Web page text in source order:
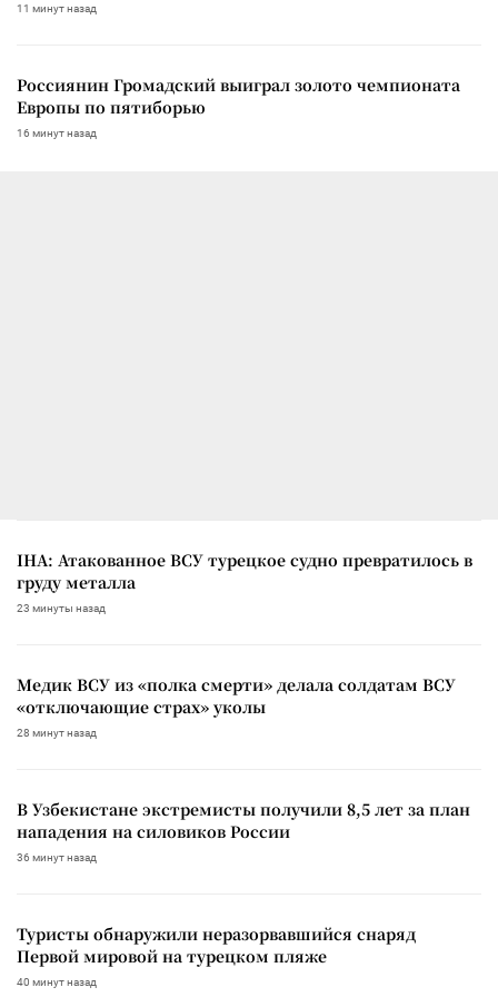
11 минут назад
Россиянин Громадский выиграл золото чемпионата
Европы по пятиборью
16 минут назад
IHA: Атакованное ВСУ турецкое судно превратилось в
груду металла
23 минуты назад
Медик ВСУ из «полка смерти» делала солдатам ВСУ
«отключающие страх» уколы
28 минут назад
В Узбекистане экстремисты получили 8,5 лет за план
нападения на силовиков России
36 минут назад
Туристы обнаружили неразорвавшийся снаряд
Первой мировой на турецком пляже
40 минут назад